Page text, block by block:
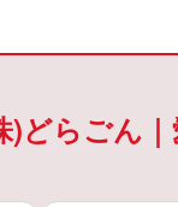
)どらごん